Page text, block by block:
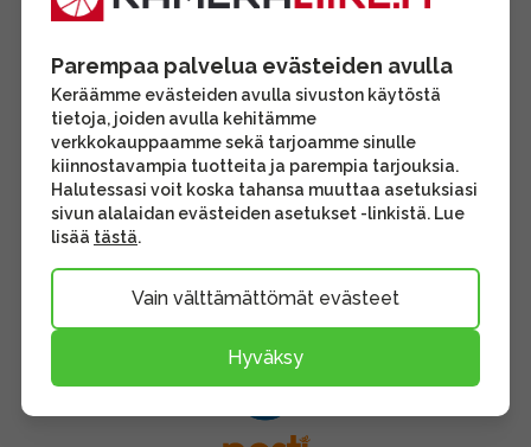
Parempaa palvelua evästeiden avulla
Keräämme evästeiden avulla sivuston käytöstä
tietoja, joiden avulla kehitämme
verkkokauppaamme sekä tarjoamme sinulle
kiinnostavampia tuotteita ja parempia tarjouksia.
Halutessasi voit koska tahansa muuttaa asetuksiasi
sivun alalaidan evästeiden asetukset -linkistä. Lue
lisää tästä.
Vain välttämättömät evästeet
Hyväksy